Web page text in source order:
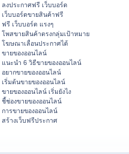
ลงประกาศฟรี เว็บบอร์ด
เว็บบอร์ดขายสินค้าฟรี
ฟรี เว็บบอร์ด แรงๆ
โพสขายสินค้าตรงกลุ่มเป้าหมาย
โฆษณาเลื่อนประกาศได้
ขายของออนไลน์
แนะนำ 6 วิธีขายของออนไลน์
อยากขายของออนไลน์
เริ่มต้นขายของออนไลน์
ขายของออนไลน์ เริ่มยังไง
ชี้ช่องขายของออนไลน์
การขายของออนไลน์
สร้างเว็บฟรีประกาศ